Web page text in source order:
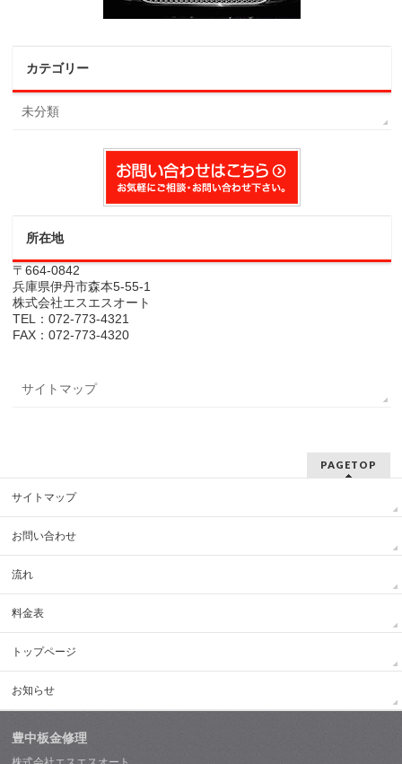
カテゴリー
未分類
所在地
〒664-0842
兵庫県伊丹市森本5-55-1
株式会社エスエスオート
TEL：072-773-4321
FAX：072-773-4320
サイトマップ
PAGETOP
サイトマップ
お問い合わせ
流れ
料金表
トップページ
お知らせ
豊中板金修理